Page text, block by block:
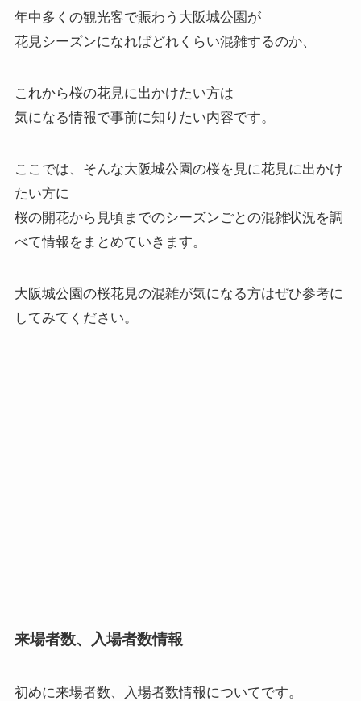
年中多くの観光客で賑わう大阪城公園が
花見シーズンになればどれくらい混雑するのか、
これから桜の花見に出かけたい方は
気になる情報で事前に知りたい内容です。
ここでは、そんな大阪城公園の桜を見に花見に出かけ
たい方に
桜の開花から見頃までのシーズンごとの混雑状況を調
べて情報をまとめていきます。
大阪城公園の桜花見の混雑が気になる方はぜひ参考に
してみてください。
来場者数、入場者数情報
初めに来場者数、入場者数情報についてです。